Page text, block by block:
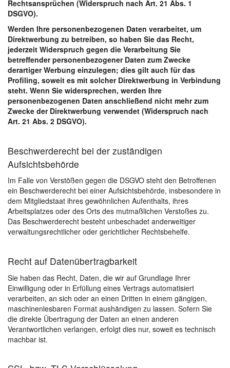
Rechtsansprüchen (Widerspruch nach Art. 21 Abs. 1
DSGVO).
Werden Ihre personenbezogenen Daten verarbeitet, um
Direktwerbung zu betreiben, so haben Sie das Recht,
jederzeit Widerspruch gegen die Verarbeitung Sie
betreffender personenbezogener Daten zum Zwecke
derartiger Werbung einzulegen; dies gilt auch für das
Profiling, soweit es mit solcher Direktwerbung in Verbindung
steht. Wenn Sie widersprechen, werden Ihre
personenbezogenen Daten anschließend nicht mehr zum
Zwecke der Direktwerbung verwendet (Widerspruch nach
Art. 21 Abs. 2 DSGVO).
Beschwerderecht bei der zuständigen
Aufsichtsbehörde
Im Falle von Verstößen gegen die DSGVO steht den Betroffenen
ein Beschwerderecht bei einer Aufsichtsbehörde, insbesondere in
dem Mitgliedstaat ihres gewöhnlichen Aufenthalts, ihres
Arbeitsplatzes oder des Orts des mutmaßlichen Verstoßes zu.
Das Beschwerderecht besteht unbeschadet anderweitiger
verwaltungsrechtlicher oder gerichtlicher Rechtsbehelfe.
Recht auf Datenübertragbarkeit
Sie haben das Recht, Daten, die wir auf Grundlage Ihrer
Einwilligung oder in Erfüllung eines Vertrags automatisiert
verarbeiten, an sich oder an einen Dritten in einem gängigen,
maschinenlesbaren Format aushändigen zu lassen. Sofern Sie
die direkte Übertragung der Daten an einen anderen
Verantwortlichen verlangen, erfolgt dies nur, soweit es technisch
machbar ist.